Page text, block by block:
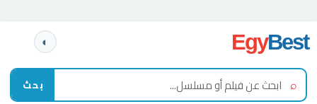
EgyBest
◐
⌕ بحث